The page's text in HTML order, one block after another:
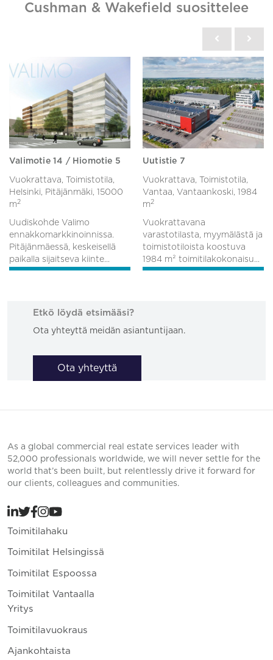
Cushman & Wakefield suosittelee
Valimotie 14 / Hiomotie 5
Vuokrattava, Toimistotila,
Helsinki, Pitäjänmäki, 15000
m 2
Uudiskohde Valimo
ennakkomarkkinoinnissa.
Pitäjänmäessä, keskeisellä
paikalla sijaitseva kiinte...
Uutistie 7
Vuokrattava, Toimistotila,
Vantaa, Vantaankoski, 1984
m 2
Vuokrattavana
varastotilasta, myymälästä ja
toimistotiloista koostuva
1984 m² toimitilakokonaisu...
Etkö löydä etsimääsi?
Ota yhteyttä meidän asiantuntijaan.
Ota yhteyttä
As a global commercial real estate services leader with
52,000 professionals worldwide, we will never settle for the
world that’s been built, but relentlessly drive it forward for
our clients, colleagues and communities.
Toimitilahaku
Toimitilat Helsingissä
Toimitilat Espoossa
Toimitilat Vantaalla
Yritys
Toimitilavuokraus
Ajankohtaista